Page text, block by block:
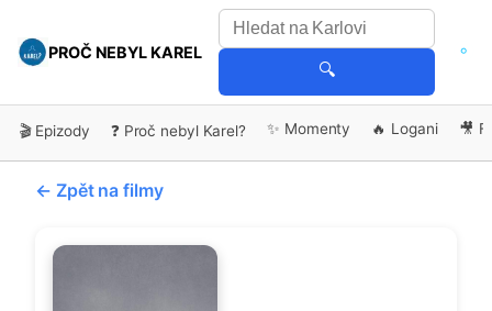
PROČ NEBYL KAREL
🔍
🎬 Epizody ❓ Proč nebyl Karel? ✨ Momenty 🔥 Logani 🎥
← Zpět na filmy